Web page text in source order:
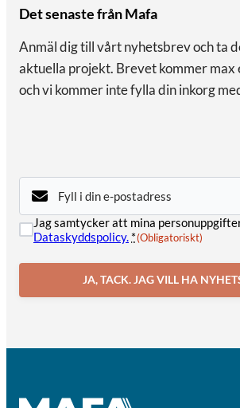
Det senaste från Mafa
Anmäl dig till vårt nyhetsbrev och ta
aktuella projekt. Brevet kommer max
och vi kommer inte fylla din inkorg
E-
post(Obligatoriskt)
Samtycke(Obligatoriskt)
Jag samtycker att mina
Dataskyddspolicy. *(Obligatoriskt)
JA, TACK. JAG VILL HA